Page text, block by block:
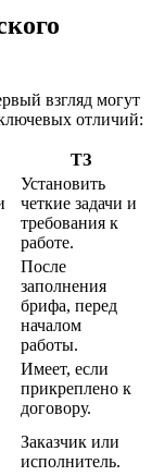
взгляд могут
отличий:
ТЗ
Установить
четкие задачи и
требования к
работе.
После
заполнения
брифа, перед
началом
работы.
Имеет, если
прикреплено к
договору.
Заказчик или
исполнитель.